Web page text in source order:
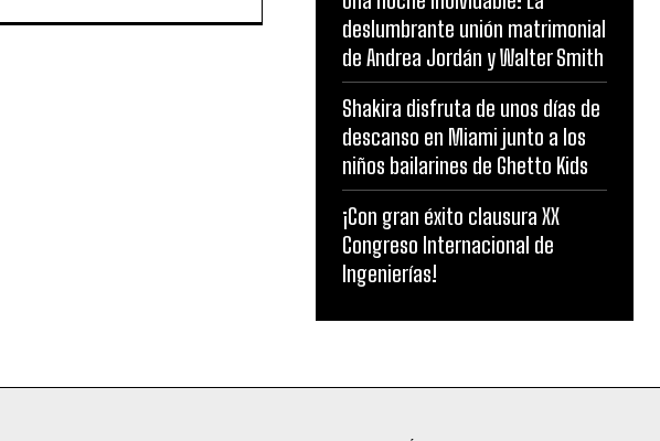
deslumbrante unión matrimonial
de Andrea Jordán y Walter Smith
Shakira disfruta de unos días de
descanso en Miami junto a los
niños bailarines de Ghetto Kids
¡Con gran éxito clausura XX
Congreso Internacional de
Ingenierías!